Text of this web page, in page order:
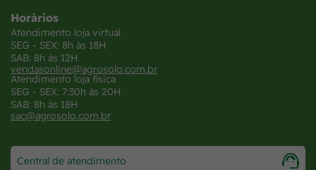
Horários
Atendimento loja virtual
SEG - SEX: 8h às 18H
SAB: 8h às 12H
vendasonline@agrosolo.com.br
Atendimento loja física
SEG - SEX: 7:30h às 20H
SAB: 8h às 18H
sac@agrosolo.com.br
Central de atendimento